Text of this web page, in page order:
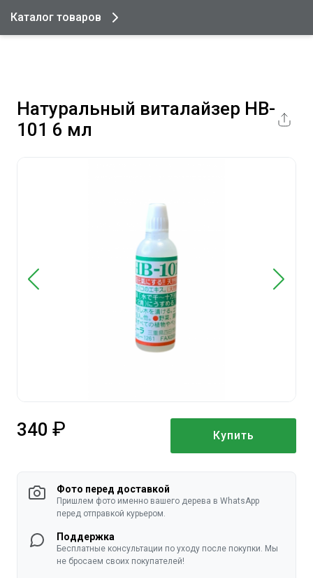
Каталог товаров
Натуральный виталайзер HB-
101 6 мл
340 Купить
Фото перед доставкой
Пришлем фото именно вашего дерева в WhatsApp
перед отправкой курьером.
Поддержка
Бесплатные консультации по уходу после покупки. Мы
не бросаем своих покупателей!